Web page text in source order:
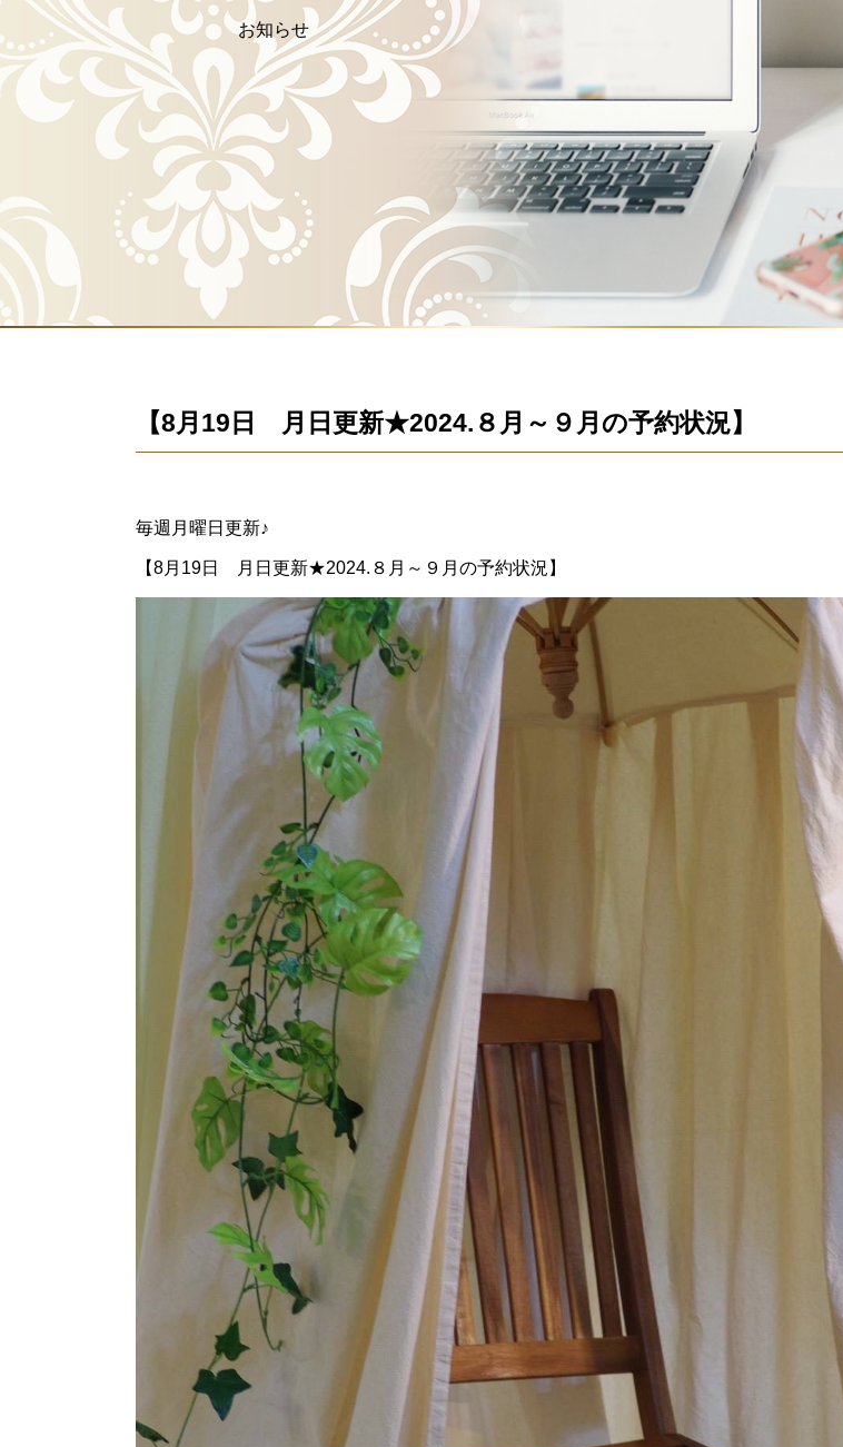
お知らせ
【8月19日 月日更新★2024.８月～９月の予約状況】
毎週月曜日更新♪
【8月19日 月日更新★2024.８月～９月の予約状況】